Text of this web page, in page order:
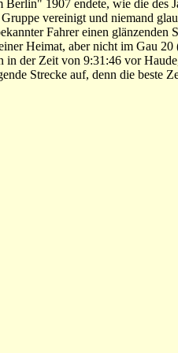
1907 endete, wie die des
vereinigt und niemand
Fahrer einen glänzenden
Heimat, aber nicht im Gau
in der Zeit von 9:31:46 vor
Strecke auf, denn die beste